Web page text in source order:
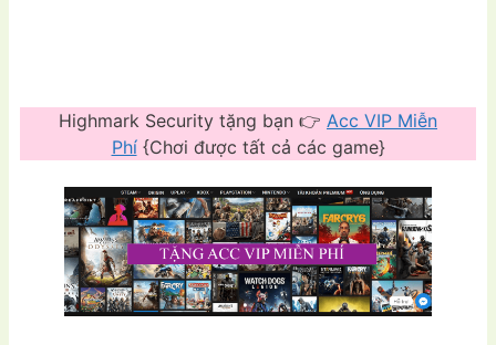
Highmark Security tặng bạn 👉 Acc VIP Miễn
Phí{Chơi được tất cả các game}